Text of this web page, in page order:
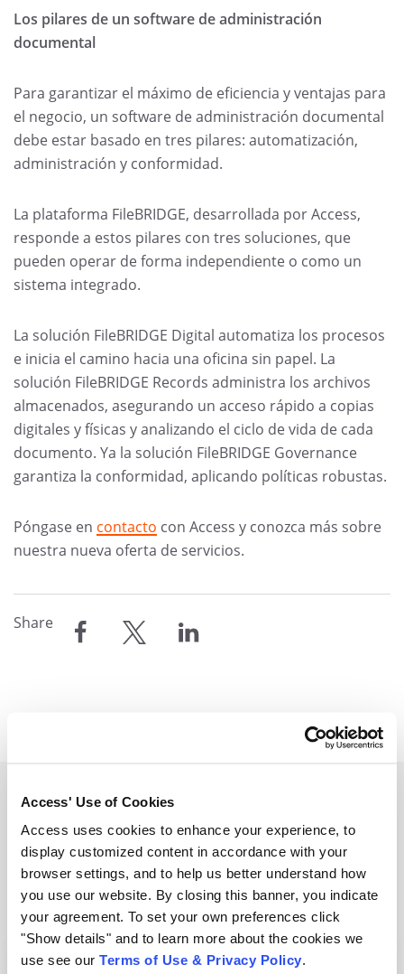
Access' Use of Cookies
Access uses cookies to enhance your experience, to
display customized content in accordance with your
browser settings, and to help us better understand how
you use our website. By closing this banner, you indicate
your agreement. To set your own preferences click
"Show details" and to learn more about the cookies we
use see our Terms of Use & Privacy Policy.
Share
Los pilares de un software de administración
documental
Para garantizar el máximo de eficiencia y ventajas para
el negocio, un software de administración documental
debe estar basado en tres pilares: automatización,
administración y conformidad.
La plataforma FileBRIDGE, desarrollada por Access,
responde a estos pilares con tres soluciones, que
pueden operar de forma independiente o como un
sistema integrado.
La solución FileBRIDGE Digital automatiza los procesos
e inicia el camino hacia una oficina sin papel. La
solución FileBRIDGE Records administra los archivos
almacenados, asegurando un acceso rápido a copias
digitales y físicas y analizando el ciclo de vida de cada
documento. Ya la solución FileBRIDGE Governance
garantiza la conformidad, aplicando políticas robustas.
Póngase en contacto con Access y conozca más sobre
nuestra nueva oferta de servicios.
Related Resources
View all resources